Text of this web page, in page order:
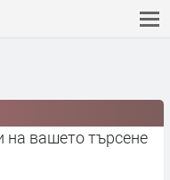
на вашето търсене